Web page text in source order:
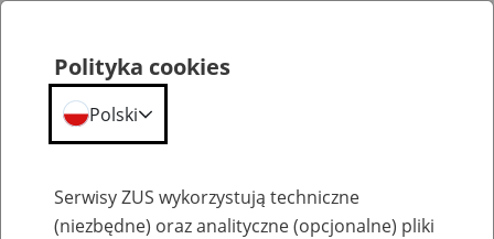
Polityka cookies
Polski
Serwisy ZUS wykorzystują techniczne
(niezbędne) oraz analityczne (opcjonalne) pliki